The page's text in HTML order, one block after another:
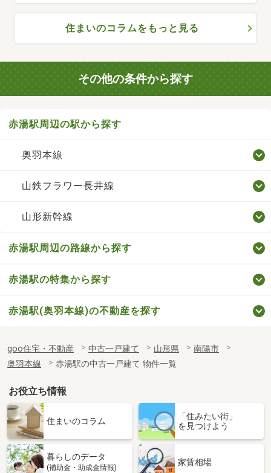
住まいのコラムをもっと見る
その他の条件から探す
赤湯駅周辺の駅から探す
奥羽本線
山鉄フラワー長井線
山形新幹線
赤湯駅周辺の路線から探す
赤湯駅の特集から探す
赤湯駅(奥羽本線)の不動産を探す
goo住宅・不動産 中古一戸建て 山形県
南陽市
奥羽本線
赤湯駅の中古一戸建て 物件一覧
お役立ち情報
住まいのコラム
「住みたい街」
を見つけよう
暮らしのデータ
(補助金・助成金情報)
家賃相場